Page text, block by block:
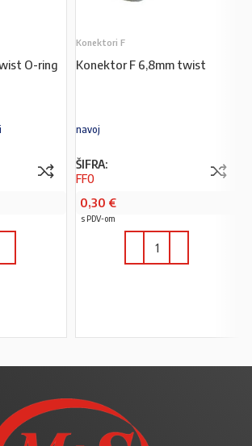
O-ring
Konektori F
Konektor F 6,8mm twist
navoj
ŠIFRA:
FF0
0,30 €
s PDV-om